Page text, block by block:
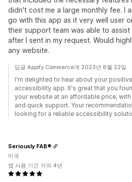
didn't cost me a large monthly fee. I
go with this app as it very well user
their support team was able to assist
after I sent in my request. Would
any website.
답글 Appify Commerce개 2023년 8월 22일
I'm delighted to hear about your
accessibility app. It's great that you
your website at an affordable price,
and quick support. Your
looking for a reliable accessibility
Seriously FAB®
미국
앱 사용 기간 거의 4년